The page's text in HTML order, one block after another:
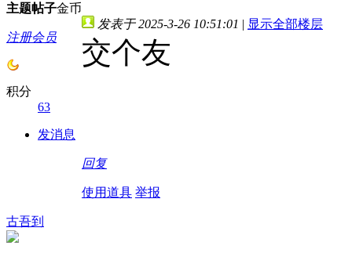
主题帖子金币
注册会员
积分
63
发消息
发表于 2025-3-26 10:51:01 | 显示全部楼层
交个友
回复
使用道具 举报
古吾到